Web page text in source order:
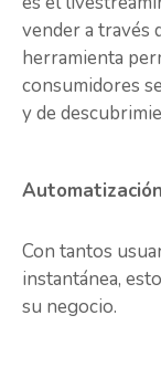
vender a través
herramienta
consumidores
y de
Con tantos
instantánea,
su negocio.